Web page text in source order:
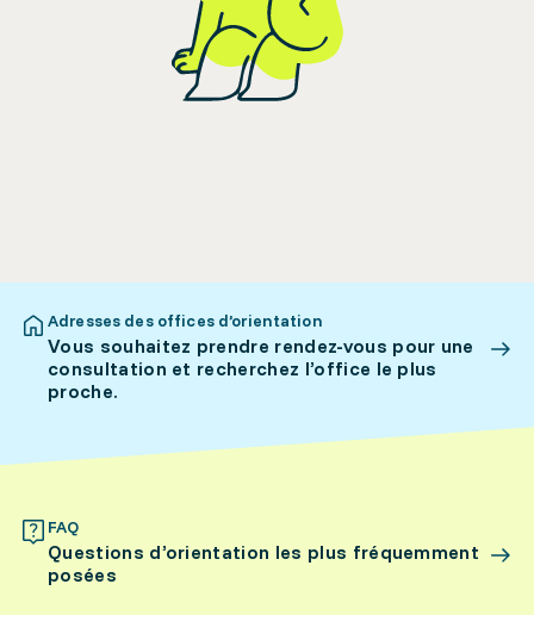
Adresses des offices d’orientation
Vous souhaitez prendre rendez-vous pour une
consultation et recherchez l’office le plus
proche.
FAQ
Questions d’orientation les plus fréquemment
posées